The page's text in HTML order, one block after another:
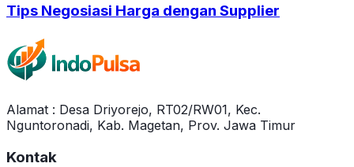
Tips Negosiasi Harga dengan Supplier
Alamat : Desa Driyorejo, RT02/RW01, Kec.
Nguntoronadi, Kab. Magetan, Prov. Jawa Timur
Kontak